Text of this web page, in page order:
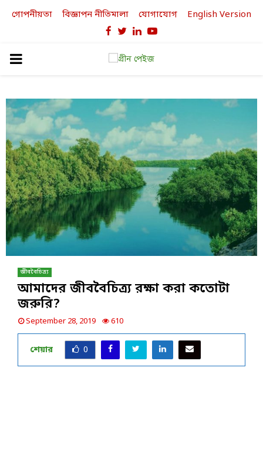
গোপনীয়তা বিজ্ঞাপন নীতিমালা যোগাযোগ English Version
Facebook
TwitterLinkedinYoutube
PRIMARY
জীববৈচিত্র্য
আমাদের জীববৈচিত্র্য রক্ষা করা কতোটা
জরুরি?
September 28, 2019 610
শেয়ার 0